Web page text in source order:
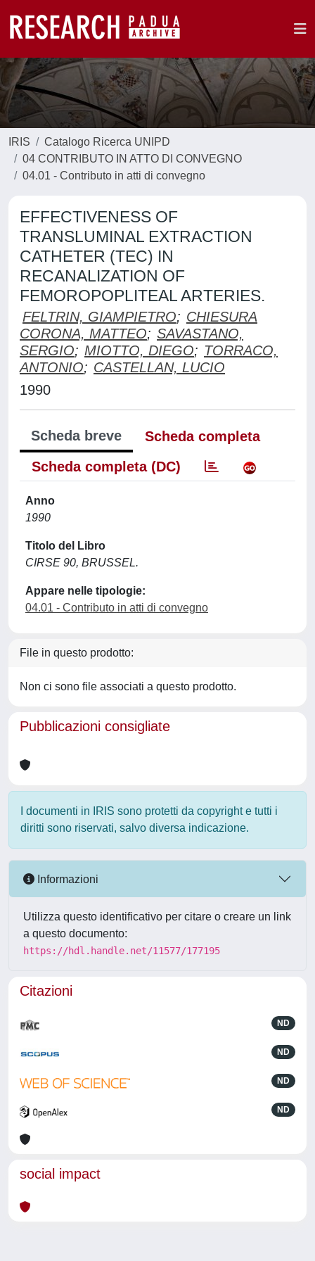
IRIS
Catalogo Ricerca UNIPD
04 CONTRIBUTO IN ATTO DI CONVEGNO
04.01 - Contributo in atti di convegno
EFFECTIVENESS OF
TRANSLUMINAL EXTRACTION
CATHETER (TEC) IN
RECANALIZATION OF
FEMOROPOPLITEAL ARTERIES.
FELTRIN, GIAMPIETRO; CHIESURA
CORONA, MATTEO; SAVASTANO,
SERGIO; MIOTTO, DIEGO; TORRACO,
ANTONIO; CASTELLAN, LUCIO
1990
Scheda breve
Scheda completa
Scheda completa (DC)
Anno
1990
Titolo del Libro
CIRSE 90, BRUSSEL.
Appare nelle tipologie:
04.01 - Contributo in atti di convegno
File in questo prodotto:
Non ci sono file associati a questo prodotto.
Pubblicazioni consigliate
I documenti in IRIS sono protetti da copyright e tutti i
diritti sono riservati, salvo diversa indicazione.
Informazioni
Utilizza questo identificativo per citare o creare un link
a questo documento:
https://hdl.handle.net/11577/177195
Citazioni
ND
ND
ND
ND
social impact